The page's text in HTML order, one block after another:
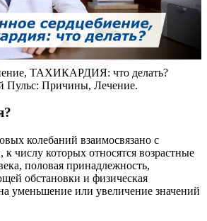
ТАХИКАРДИЯ: что делать?
Пульс: Причины, Лечение.
колебаний взаимосвязано с
числу которых относятся возрастные
половая принадлежность,
обстановки и физическая
уменьшение или увеличение значений